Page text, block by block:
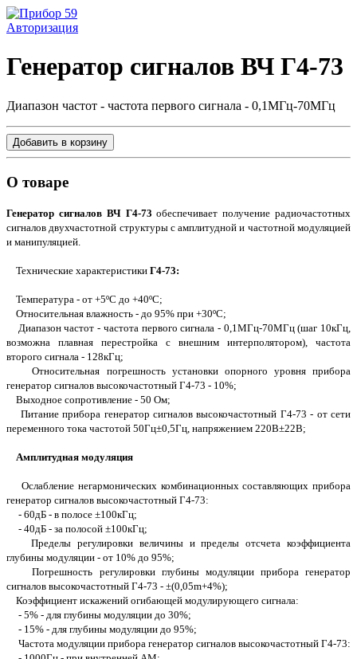
Авторизация
Генератор сигналов ВЧ Г4-73
Диапазон частот - частота первого сигнала - 0,1МГц-70МГц
Добавить в корзину
О товаре
Генератор сигналов ВЧ Г4-73 обеспечивает получение радиочастотных
сигналов двухчастотной структуры с амплитудной и частотной модуляцией
и манипуляцией.
Технические характеристики Г4-73:
Температура - от +5ºС до +40ºС;
Относительная влажность - до 95% при +30ºС;
Диапазон частот - частота первого сигнала - 0,1МГц-70МГц (шаг 10кГц,
возможна плавная перестройка с внешним интерполятором), частота
второго сигнала - 128кГц;
Относительная погрешность установки опорного уровня прибора
генератор сигналов высокочастотный Г4-73 - 10%;
Выходное сопротивление - 50 Ом;
Питание прибора генератор сигналов высокочастотный Г4-73 - от сети
переменного тока частотой 50Гц±0,5Гц, напряжением 220В±22В;
Амплитудная модуляция
Ослабление негармонических комбинационных составляющих прибора
генератор сигналов высокочастотный Г4-73:
- 60дБ - в полосе ±100кГц;
- 40дБ - за полосой ±100кГц;
Пределы регулировки величины и пределы отсчета коэффициента
глубины модуляции - от 10% до 95%;
Погрешность регулировки глубины модуляции прибора генератор
сигналов высокочастотный Г4-73 - ±(0,05m+4%);
Коэффициент искажений огибающей модулирующего сигнала:
- 5% - для глубины модуляции до 30%;
- 15% - для глубины модуляции до 95%;
Частота модуляции прибора генератор сигналов высокочастотный Г4-73: